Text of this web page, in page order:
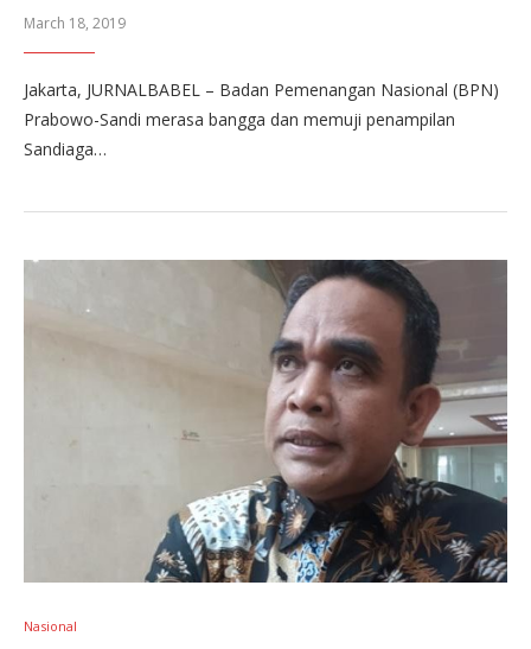
March 18, 2019
Jakarta, JURNALBABEL – Badan Pemenangan Nasional (BPN)
Prabowo-Sandi merasa bangga dan memuji penampilan
Sandiaga…
Nasional